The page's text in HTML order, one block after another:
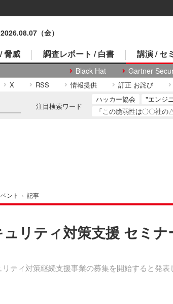
2026.08.07（金）
脅威 調査レポート / 白書 講演 / セ
Black Hat Gartner
X RSS 情報提供 訂正 お詫び
注目検索ワード
ハッカー協会 "エンジ
「この脆弱性は〇〇社
ント › 記事
リティ対策支援 セミ
ティ対策継続支援事業の募集を開始すると発表